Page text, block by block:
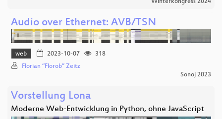
Winterkongress 2024
Audio over Ethernet: AVB/TSN
web 2023-10-07
318
Florian “Florob” Zeitz
Sonoj 2023
Vorstellung Lona
Moderne Web-Entwicklung in Python, ohne JavaScript